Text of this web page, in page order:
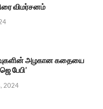
விமர்சனம்
அழகான கதையை
பேபி’
2024